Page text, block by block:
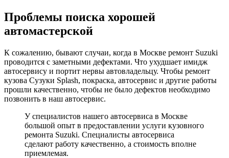
Проблемы поиска хорошей
автомастерской
К сожалению, бывают случаи, когда в Москве ремонт Suzuki
проводится с заметными дефектами. Что ухудшает имидж
автосервису и портит нервы автовладельцу. Чтобы ремонт
кузова Сузуки Splash, покраска, автосервис и другие работы
прошли качественно, чтобы не было дефектов необходимо
позвонить в наш автосервис.
У специалистов нашего автосервиса в Москве
большой опыт в предоставлении услуги кузовного
ремонта Suzuki. Специалисты автосервиса
сделают работу качественно, а стоимость вполне
приемлемая.